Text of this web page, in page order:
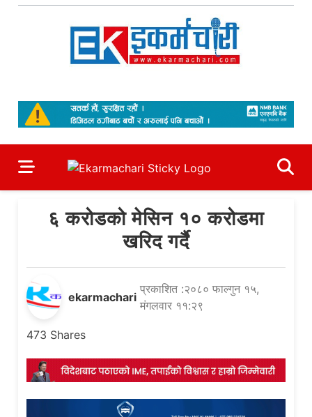
Skip
६ करोडको मेसिन १० करोडमा
खरिद गर्दै
ekarmachari
प्रकाशित :२०८० फाल्गुन १५,
मंगलवार ११:२९
473 Shares